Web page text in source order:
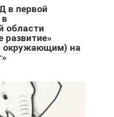
в первой
области
развитие»
окружающим) на